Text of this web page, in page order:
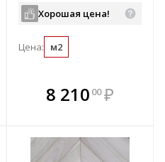
В комплекте
всегда выгоднее!
Хорошая цена!
Цена: м2
8 210 00 ₽